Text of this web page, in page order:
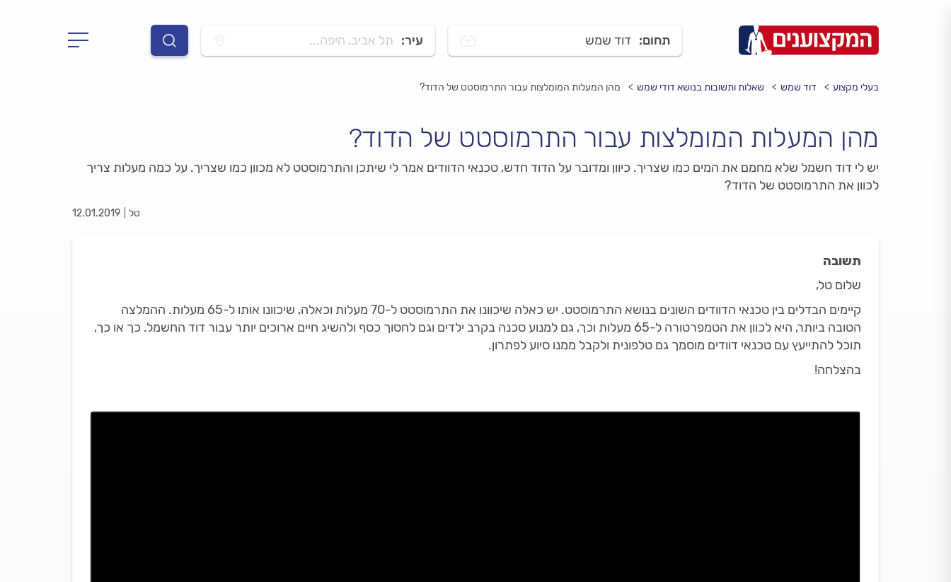
תחום: דוד שמש עיר: תל אביב, חיפה...
בעלי מקצוע דוד שמש שאלות ותשובות בנושא דודי שמש מהן המעלות המומלצות עבור התרמוסטט של הדוד?
מהן המעלות המומלצות עבור התרמוסטט של הדוד?
יש לי דוד חשמל שלא מחמם את המים כמו שצריך. כיוון ומדובר על הדוד חדש, טכנאי הדוודים אמר לי שיתכן והתרמוסטט לא מכוון כמו שצריך. על כמה מעלות צריך
לכוון את התרמוסטט של הדוד?
טל 12.01.2019
תשובה
שלום טל,
קיימים הבדלים בין טכנאי הדוודים השונים בנושא התרמוסטט. יש כאלה שיכוונו את התרמוסטט ל-70 מעלות וכאלה, שיכוונו אותו ל-65 מעלות. ההמלצה
הטובה ביותר, היא לכוון את הטמפרטורה ל-65 מעלות וכך, גם למנוע סכנה בקרב ילדים וגם לחסוך כסף ולהשיג חיים ארוכים יותר עבור דוד החשמל. כך או כך,
תוכל להתייעץ עם טכנאי דוודים מוסמך גם טלפונית ולקבל ממנו סיוע לפתרון.
בהצלחה!